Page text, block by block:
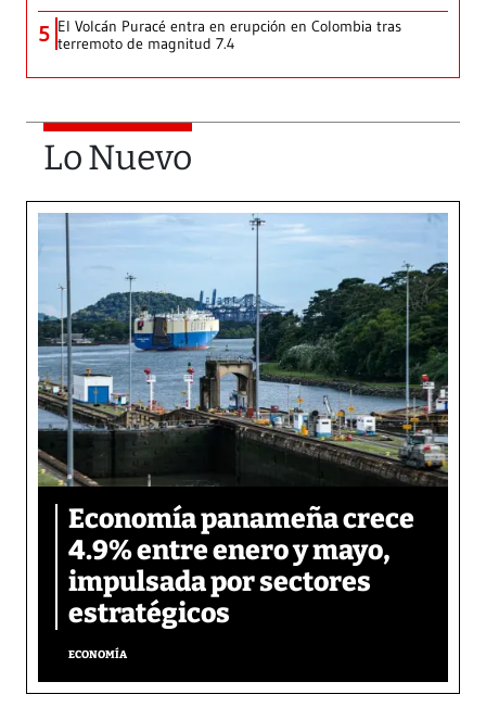
5 El Volcán Puracé entra en erupción en Colombia tras
terremoto de magnitud 7.4
Lo Nuevo
Economía panameña crece
4.9% entre enero y mayo,
impulsada por sectores
estratégicos
ECONOMÍA